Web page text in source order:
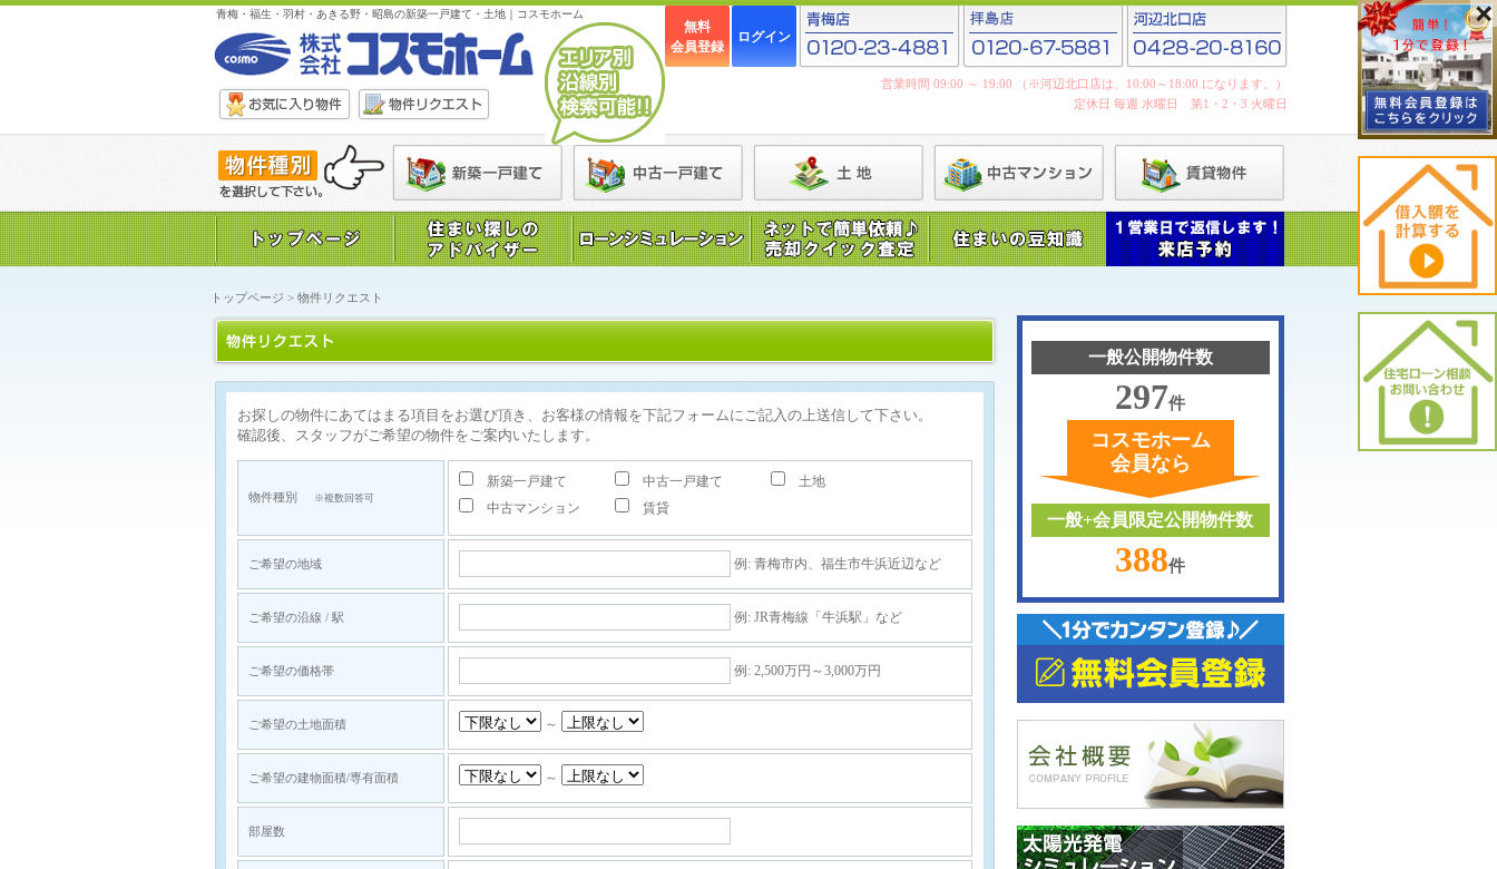
青梅・福生・羽村・あきる野・昭島の新築一戸建て・土地｜コスモホーム
無料
会員登録
ログイン
営業時間 09:00 ～ 19:00 （※河辺北口店は、10:00～18:00 になります。）
定休日 毎週 水曜日 第1・2・3 火曜日
トップページ > 物件リクエスト
お探しの物件にあてはまる項目をお選び頂き、お客様の情報を下記フォームにご記入の上送信して下さい。
確認後、スタッフがご希望の物件をご案内いたします。
物件種別 ※複数回答可
新築一戸建て 中古一戸建て
土地
中古マンション
賃貸
ご希望の地域 例: 青梅市内、福生市牛浜近辺など
ご希望の沿線 / 駅 例: JR青梅線「牛浜駅」など
ご希望の価格帯 例: 2,500万円～3,000万円
ご希望の土地面積 ～
ご希望の建物面積/専有面積 ～
部屋数
一般公開物件数
297件
コスモホーム
会員なら
一般+会員限定公開物件数
388件